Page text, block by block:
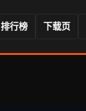
排行榜 下载页